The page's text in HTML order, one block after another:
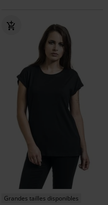
Grandes tailles disponibles